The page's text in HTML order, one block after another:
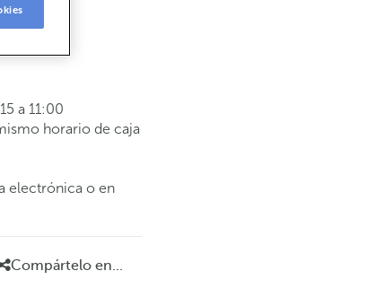
a 11:00
horario de caja
electrónica o en
Compártelo en...